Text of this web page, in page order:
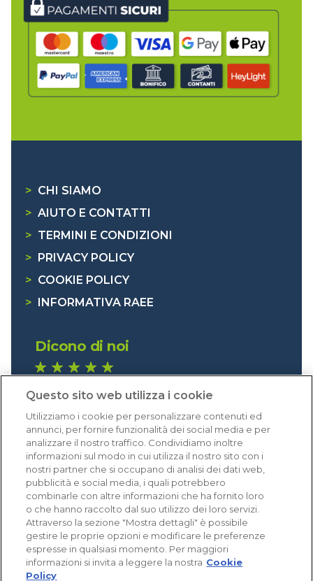
> CHI SIAMO
> AIUTO E CONTATTI
> TERMINI E CONDIZIONI
>
PRIVACY POLICY
> COOKIE POLICY
>
INFORMATIVA RAEE
Dicono di noi
Eccellente (4,8)
Acquisti verificati
Questo sito web utilizza i cookie
Utilizziamo i cookie per personalizzare contenuti ed
annunci, per fornire funzionalità dei social media e per
analizzare il nostro traffico. Condividiamo inoltre
informazioni sul modo in cui utilizza il nostro sito con i
nostri partner che si occupano di analisi dei dati web,
pubblicità e social media, i quali potrebbero
combinarle con altre informazioni che ha fornito loro
o che hanno raccolto dal suo utilizzo dei loro servizi.
Attraverso la sezione "Mostra dettagli" è possibile
gestire le proprie opzioni e modificare le preferenze
espresse in qualsiasi momento. Per maggiori
informazioni si invita a leggere la nostra Cookie
Policy